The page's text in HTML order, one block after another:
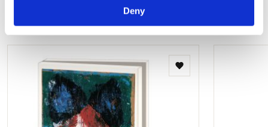
Deny
Meer van impressionisme
Toevoegen